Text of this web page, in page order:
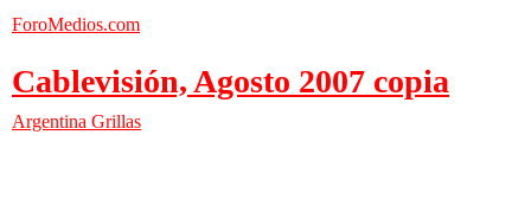
ForoMedios.com
Cablevisión, Agosto 2007 copia
Argentina Grillas